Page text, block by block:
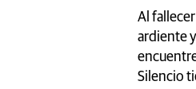
Al
ardiente
Silencio